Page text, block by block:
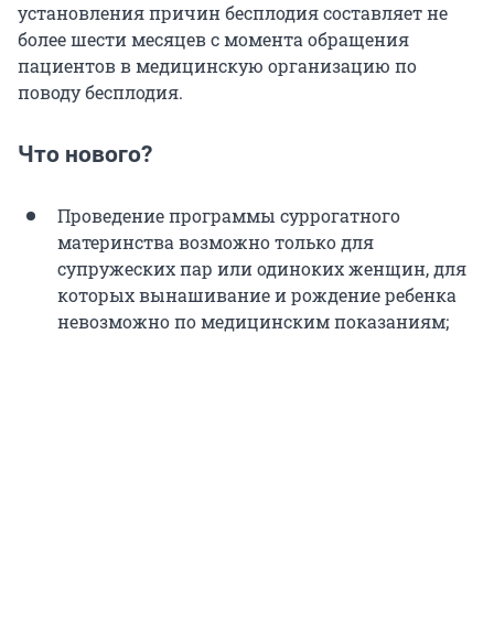
установления причин бесплодия составляет не
более шести месяцев с момента обращения
пациентов в медицинскую организацию по
поводу бесплодия.
Что нового?
Проведение программы суррогатного
материнства возможно только для
супружеских пар или одиноких женщин, для
которых вынашивание и рождение ребенка
невозможно по медицинским показаниям;